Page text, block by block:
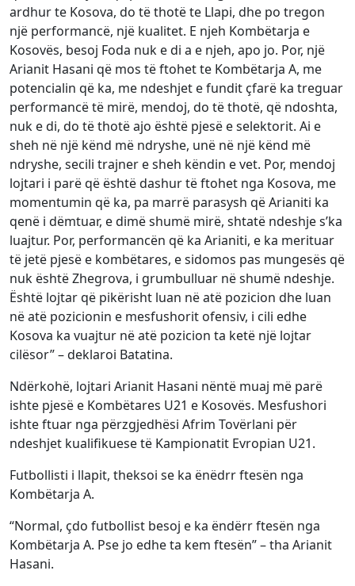
ardhur te Kosova, do të thotë te Llapi, dhe po tregon
një performancë, një kualitet. E njeh Kombëtarja e
Kosovës, besoj Foda nuk e di a e njeh, apo jo. Por, një
Arianit Hasani që mos të ftohet te Kombëtarja A, me
potencialin që ka, me ndeshjet e fundit çfarë ka treguar
performancë të mirë, mendoj, do të thotë, që ndoshta,
nuk e di, do të thotë ajo është pjesë e selektorit. Ai e
sheh në një kënd më ndryshe, unë në një kënd më
ndryshe, secili trajner e sheh këndin e vet. Por, mendoj
lojtari i parë që është dashur të ftohet nga Kosova, me
momentumin që ka, pa marrë parasysh që Arianiti ka
qenë i dëmtuar, e dimë shumë mirë, shtatë ndeshje s’ka
luajtur. Por, performancën që ka Arianiti, e ka merituar
të jetë pjesë e kombëtares, e sidomos pas mungesës që
nuk është Zhegrova, i grumbulluar në shumë ndeshje.
Është lojtar që pikërisht luan në atë pozicion dhe luan
në atë pozicionin e mesfushorit ofensiv, i cili edhe
Kosova ka vuajtur në atë pozicion ta ketë një lojtar
cilësor” – deklaroi Batatina.
Ndërkohë, lojtari Arianit Hasani nëntë muaj më parë
ishte pjesë e Kombëtares U21 e Kosovës. Mesfushori
ishte ftuar nga përzgjedhësi Afrim Tovërlani për
ndeshjet kualifikuese të Kampionatit Evropian U21.
Futbollisti i llapit, theksoi se ka ënëdrr ftesën nga
Kombëtarja A.
“Normal, çdo futbollist besoj e ka ëndërr ftesën nga
Kombëtarja A. Pse jo edhe ta kem ftesën” – tha Arianit
Hasani.